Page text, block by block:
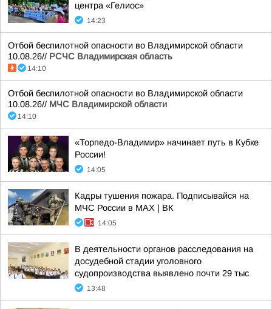
центра «Гелиос»
14:23
Отбой беспилотной опасности во Владимирской области
10.08.26// РСЧС Владимирская область
14:10
Отбой беспилотной опасности во Владимирской области
10.08.26// МЧС Владимирской области
14:10
«Торпедо-Владимир» начинает путь в Кубке
России!
14:05
Кадры тушения пожара. Подписывайся на
МЧС России в MAX | ВК
14:05
В деятельности органов расследования на
досудебной стадии уголовного
судопроизводства выявлено почти 29 тыс
13:48